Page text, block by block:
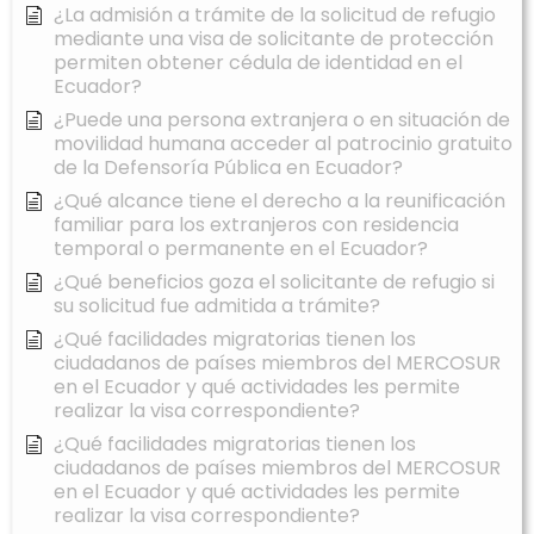
¿La admisión a trámite de la solicitud de refugio
mediante una visa de solicitante de protección
permiten obtener cédula de identidad en el
Ecuador?
¿Puede una persona extranjera o en situación de
movilidad humana acceder al patrocinio gratuito
de la Defensoría Pública en Ecuador?
¿Qué alcance tiene el derecho a la reunificación
familiar para los extranjeros con residencia
temporal o permanente en el Ecuador?
¿Qué beneficios goza el solicitante de refugio si
su solicitud fue admitida a trámite?
¿Qué facilidades migratorias tienen los
ciudadanos de países miembros del MERCOSUR
en el Ecuador y qué actividades les permite
realizar la visa correspondiente?
¿Qué facilidades migratorias tienen los
ciudadanos de países miembros del MERCOSUR
en el Ecuador y qué actividades les permite
realizar la visa correspondiente?